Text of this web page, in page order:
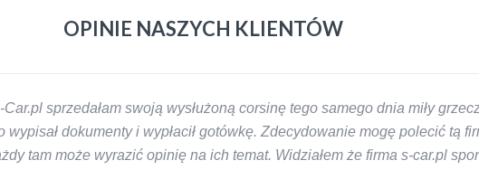
OPINIE NASZYCH KLIENTÓW
sprzedałam swoją wysłużoną corsinę tego samego dnia miły
dokumenty i wypłacił gotówkę. Zdecydowanie mogę polecić tą
tam może wyrazić opinię na ich temat. Widziałem że firma s-car.pl